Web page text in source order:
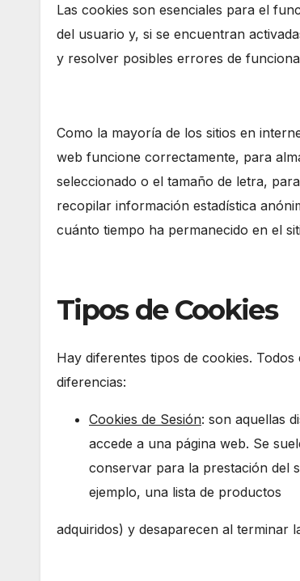
Las cookies son esenciales para el
del usuario y, si se encuentran
y resolver posibles errores de
Como la mayoría de los sitios en
web funcione correctamente, para
seleccionado o el tamaño de letra,
recopilar información estadística
cuánto tiempo ha permanecido en el
Tipos de Cookies
Hay diferentes tipos de cookies.
diferencias:
Cookies de Sesión: son aquellas
accede a una página web. Se
conservar para la prestación del
ejemplo, una lista de productos
adquiridos) y desaparecen al terminar